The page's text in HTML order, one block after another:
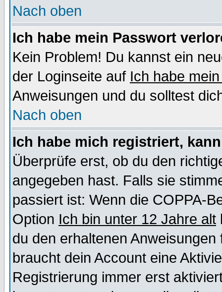
Nach oben
Ich habe mein Passwort
Kein Problem! Du kannst ein
der Loginseite auf Ich habe
Anweisungen und du solltest
Nach oben
Ich habe mich registriert,
Überprüfe erst, ob du den
angegeben hast. Falls sie
passiert ist: Wenn die COPPA-
Option Ich bin unter 12 Jahre alt
du den erhaltenen
braucht dein Account eine
Registrierung immer erst